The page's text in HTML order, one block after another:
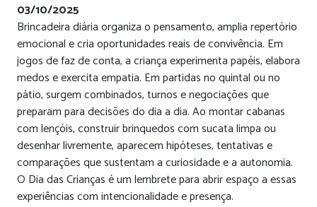
03/10/2025
Brincadeira diária organiza o pensamento, amplia repertório
emocional e cria oportunidades reais de convivência. Em
jogos de faz de conta, a criança experimenta papéis, elabora
medos e exercita empatia. Em partidas no quintal ou no
pátio, surgem combinados, turnos e negociações que
preparam para decisões do dia a dia. Ao montar cabanas
com lençóis, construir brinquedos com sucata limpa ou
desenhar livremente, aparecem hipóteses, tentativas e
comparações que sustentam a curiosidade e a autonomia.
O Dia das Crianças é um lembrete para abrir espaço a essas
experiências com intencionalidade e presença.